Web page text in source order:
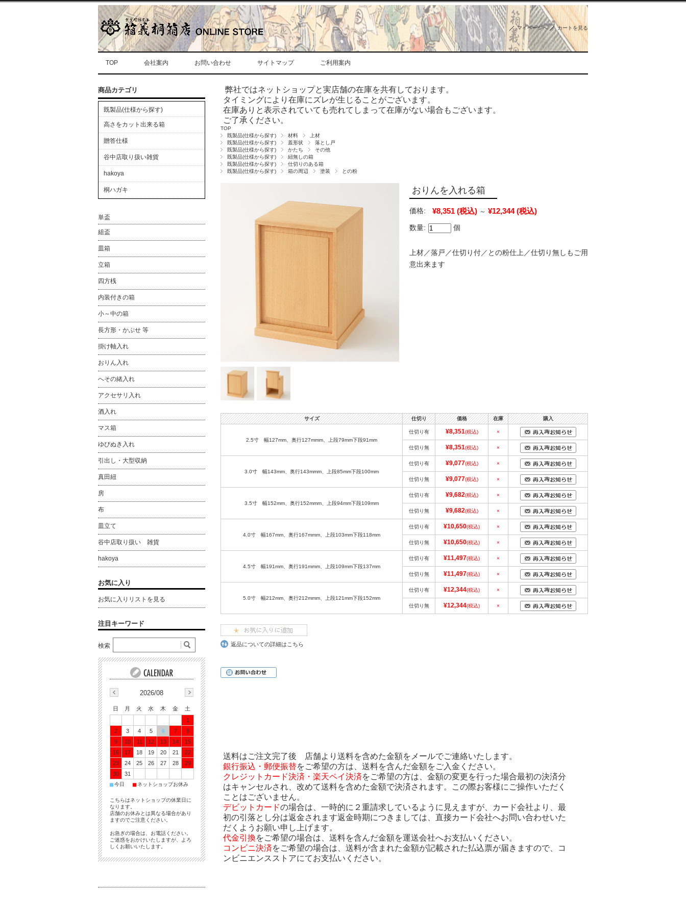
マイページへ カートを見る
TOP 会社案内 お問い合わせ サイトマップ ご利用案内
弊社ではネットショップと実店舗の在庫を共有しております。
タイミングにより在庫にズレが生じることがございます。
在庫ありと表示されていても売れてしまって在庫がない場合もございます。
ご了承ください。
TOP
既製品(仕様から探す)
材料
上材
既製品(仕様から探す)
蓋形状
落とし戸
既製品(仕様から探す)
かたち
その他
既製品(仕様から探す)
紐無しの箱
既製品(仕様から探す)
仕切りのある箱
既製品(仕様から探す)
箱の周辺 塗装 との粉
おりんを入れる箱
価格: ¥8,351 (税込) ～ ¥12,344 (税込)
数量: 個
上材／落戸／仕切り付／との粉仕上／仕切り無しもご用
意出来ます
サイズ 仕切り 価格 在庫 購入
2.5寸 幅127mm、奥行127mmm、上段79mm下段91mm
仕切り有 ¥8,351(税込) ×
仕切り無 ¥8,351(税込) ×
3.0寸 幅143mm、奥行143mmm、上段85mm下段100mm
仕切り有 ¥9,077(税込) ×
仕切り無 ¥9,077(税込) ×
3.5寸 幅152mm、奥行152mmm、上段94mm下段109mm
仕切り有 ¥9,682(税込) ×
仕切り無 ¥9,682(税込) ×
4.0寸 幅167mm、奥行167mmm、上段103mm下段118mm
仕切り有 ¥10,650(税込) ×
仕切り無 ¥10,650(税込) ×
4.5寸 幅191mm、奥行191mmm、上段109mm下段137mm
仕切り有 ¥11,497(税込) ×
仕切り無 ¥11,497(税込) ×
5.0寸 幅212mm、奥行212mmm、上段121mm下段152mm
仕切り有 ¥12,344(税込) ×
仕切り無 ¥12,344(税込) ×
返品についての詳細はこちら
送料はご注文完了後 店舗より送料を含めた金額をメールでご連絡いたします。
銀行振込・郵便振替をご希望の方は、送料を含んだ金額をご入金ください。
クレジットカード決済・楽天ペイ決済をご希望の方は、金額の変更を行った場合最初の決済分
はキャンセルされ、改めて送料を含めた金額で決済されます。この際お客様にご操作いただく
ことはございません。
デビットカードの場合は、一時的に２重請求しているように見えますが、カード会社より、最
初の引落とし分は返金されます返金時期につきましては、直接カード会社へお問い合わせいた
だくようお願い申し上げます。
代金引換をご希望の場合は、送料を含んだ金額を運送会社へお支払いください。
コンビニ決済をご希望の場合は、送料が含まれた金額が記載された払込票が届きますので、コ
ンビニエンスストアにてお支払いください。
商品カテゴリ
既製品(仕様から探す)
高さをカット出来る箱
贈答仕様
谷中店取り扱い雑貨
hakoya
桐ハガキ
単盃
組盃
皿箱
立箱
四方桟
内装付きの箱
小～中の箱
長方形・かぶせ 等
掛け軸入れ
おりん入れ
へその緒入れ
アクセサリ入れ
酒入れ
マス箱
ゆびぬき入れ
引出し・大型収納
真田紐
房
布
皿立て
谷中店取り扱い 雑貨
hakoya
お気に入り
お気に入りリストを見る
注目キーワード
2026/08
日 月 火 水 木 金
土
1
2
3 4 5 6 7
8
9
10 11 12 13 14
15
16
17 18 19 20 21
22
23
24 25 26 27 28
29
30
31
■今日 ■ネットショップお休み
こちらはネットショップの休業日に
なります。
店舗のお休みとは異なる場合があり
ますのでご注意ください。
お急ぎの場合は、お電話ください。
ご迷惑をおかけいたしますが、よろ
しくお願いいたします。